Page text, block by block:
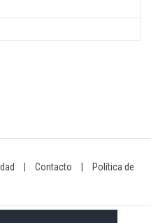
Contacto
Política de